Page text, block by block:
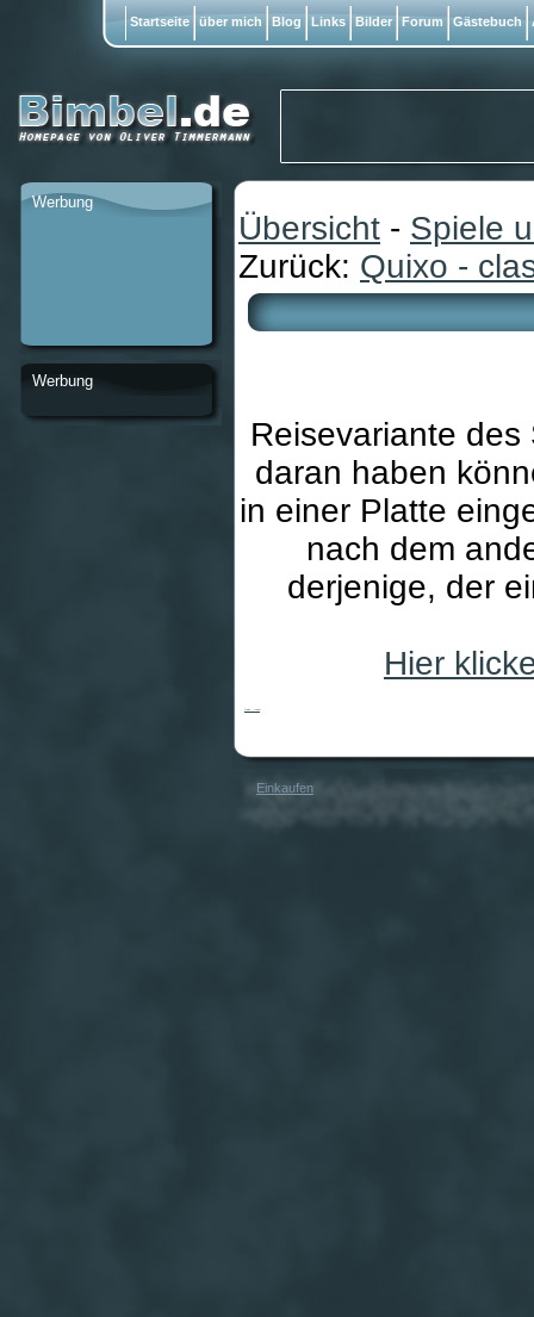
Übersicht - Spiele
Zurück: Quixo -
Reisevariante
daran haben
in einer Platte
nach dem
derjenige, der
Hier
Einkaufen
Werbung
Werbung
Startseite über mich Blog Links Bilder Forum Gästebuch